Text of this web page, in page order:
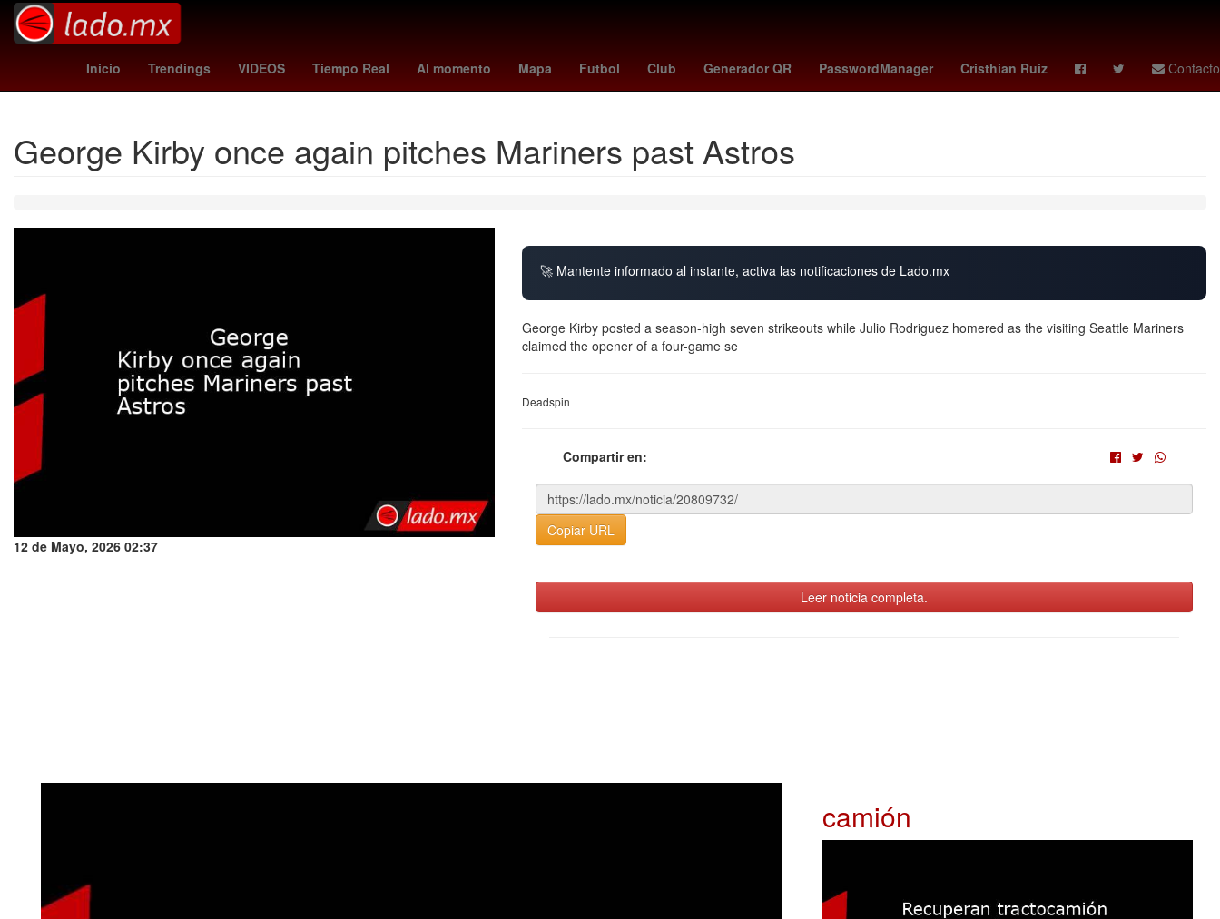
Inicio Trendings VIDEOS Tiempo Real Al momento Mapa Futbol Club Generador QR PasswordManager Cristhian Ruiz Contacto
Senador INAPAM jorge valdano Brasil Aguascalientes Semana Santa mexico vs portugal Gobierno Incendio Argentina
George Kirby once again pitches Mariners past Astros
12 de Mayo, 2026 02:37
🚀 Mantente informado al instante, activa las notificaciones de Lado.mx
George Kirby posted a season-high seven strikeouts while Julio Rodriguez homered as the visiting Seattle Mariners
claimed the opener of a four-game se
Deadspin
Compartir en:
Copiar URL
Leer noticia completa.
camión